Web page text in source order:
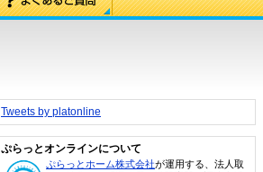
Tweets by platonline
ぷらっとオンラインについて
ぷらっとホーム株式会社が運用する、法人取